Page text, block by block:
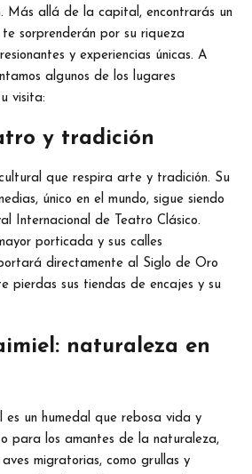
Más allá de la capital, encontrarás un
sorprenderán por su riqueza
y experiencias únicas. A
algunos de los lugares
visita:
y tradición
que respira arte y tradición. Su
único en el mundo, sigue siendo
Internacional de Teatro Clásico.
porticada y sus calles
directamente al Siglo de Oro
pierdas sus tiendas de encajes y su
naturaleza en
es un humedal que rebosa vida y
para los amantes de la naturaleza,
migratorias, como grullas y